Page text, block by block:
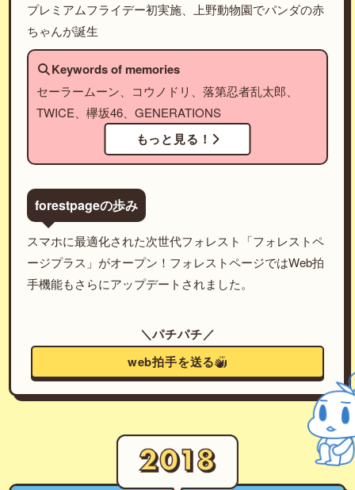
プレミアムフライデー初実施、上野動物園でパンダの赤
ちゃんが誕生
Keywords of memories
セーラームーン、コウノドリ、落第忍者乱太郎、
TWICE、欅坂46、GENERATIONS
もっと見る！
forestpageの歩み
スマホに最適化された次世代フォレスト「フォレストペ
ージプラス」がオープン！フォレストページではWeb拍
手機能もさらにアップデートされました。
＼パチパチ／
web拍手を送る